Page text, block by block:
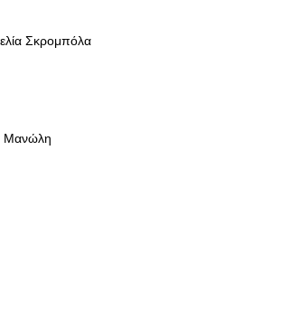
Σκρομπόλα